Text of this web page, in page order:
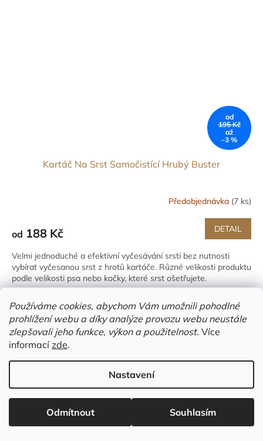
Používáme cookies, abychom Vám umožnili pohodlné
prohlížení webu a díky analýze provozu webu neustále
zlepšovali jeho funkce, výkon a použitelnost. Více
informacízde.
Nastavení
Odmítnout Souhlasím
od
195 Kč
až
–3 %
Kartáč Na Srst Samočistící Hrubý Buster
Předobjednávka (7 ks)
od 188 Kč DETAIL
Velmi jednoduché a efektivní vyčesávání srsti bez nutnosti
vybírat vyčesanou srst z hrotů kartáče. Různé velikosti produktu
podle velikosti psa nebo kočky, které srst ošetřujete.